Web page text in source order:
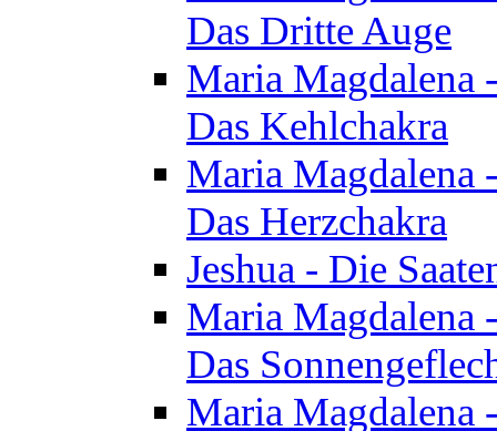
Das Dritte Auge
Maria Magdalena
Das Kehlchakra
Maria Magdalena
Das Herzchakra
Jeshua - Die
Maria Magdalena
Das
Maria Magdalena